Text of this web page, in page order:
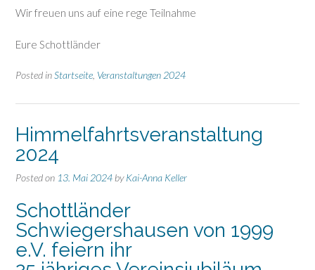
Wir freuen uns auf eine rege Teilnahme
Eure Schottländer
Posted inStartseite Veranstaltungen 2024
Himmelfahrtsveranstaltung
2024
Posted on 13. Mai 2024 byKai-Anna Keller
Schottländer
Schwiegershausen von 1999
e.V. feiern ihr